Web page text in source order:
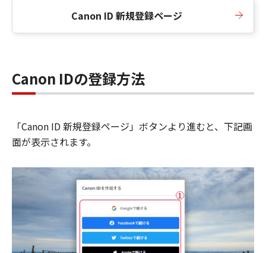
Canon ID 新規登録ページ
Canon IDの登録方法
「Canon ID 新規登録ページ」ボタンより進むと、下記画
面が表示されます。